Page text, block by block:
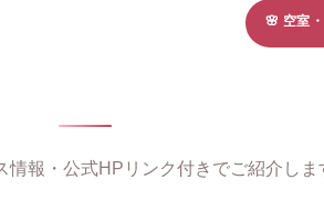
🌸 空室
情報・公式HPリンク付きでご紹介しま